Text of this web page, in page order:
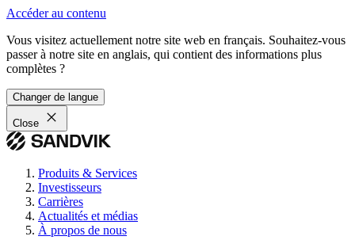
Accéder au contenu
Vous visitez actuellement notre site web en français. Souhaitez-vous
passer à notre site en anglais, qui contient des informations plus
complètes ?
Changer de langue
Close
Produits & Services
Investisseurs
Carrières
Actualités et médias
À propos de nous